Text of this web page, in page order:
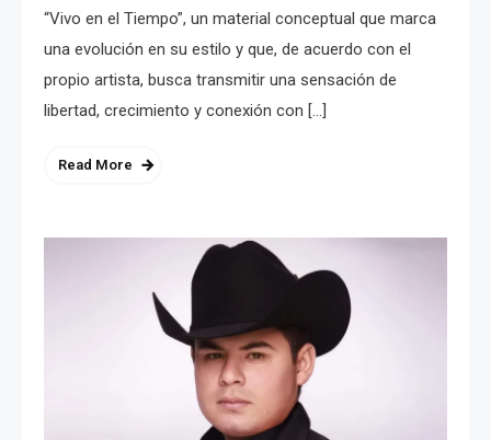
“Vivo en el Tiempo”, un material conceptual que marca
una evolución en su estilo y que, de acuerdo con el
propio artista, busca transmitir una sensación de
libertad, crecimiento y conexión con […]
Read More